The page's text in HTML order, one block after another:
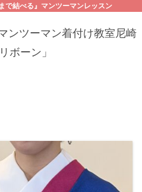
で結べる』マンツーマンレッスン
ンツーマン着付け教室尼崎
ボーン」